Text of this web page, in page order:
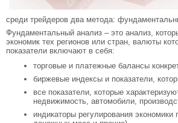
среди трейдеров два метода:
Фундаментальный анализ – это анализ,
экономик тех регионов или стран, валюты
показатели включают в себя:
торговые и платежные балансы
биржевые индексы и показатели,
все показатели, которые
недвижимость, автомобили,
индикаторы регулирования